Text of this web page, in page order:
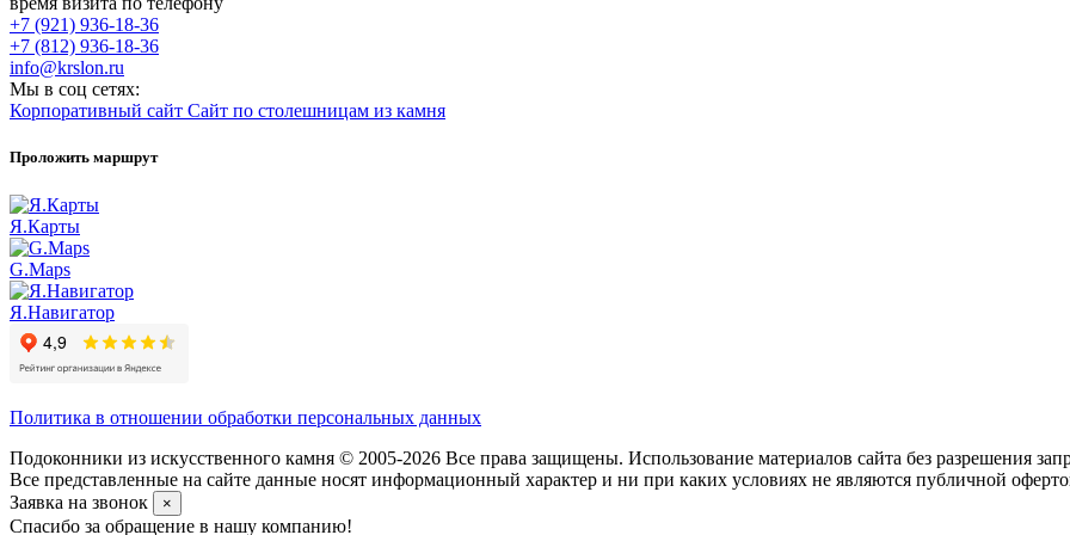
+7 (921) 936-18-36
+7 (812) 936-18-36
info@krslon.ru
Мы в соц сетях:
Корпоративный сайт Сайт по столешницам из камня
Проложить маршрут
Я.Карты
G.Maps
Я.Навигатор
Политика в отношении обработки персональных данных
Подоконники из искусственного камня © 2005-2026 Все права защищены. Использование материалов сайта без разрешения
Все представленные на сайте данные носят информационный характер и ни при каких условиях не являются публичной
Заявка на звонок
×
Спасибо за обращение в нашу компанию!